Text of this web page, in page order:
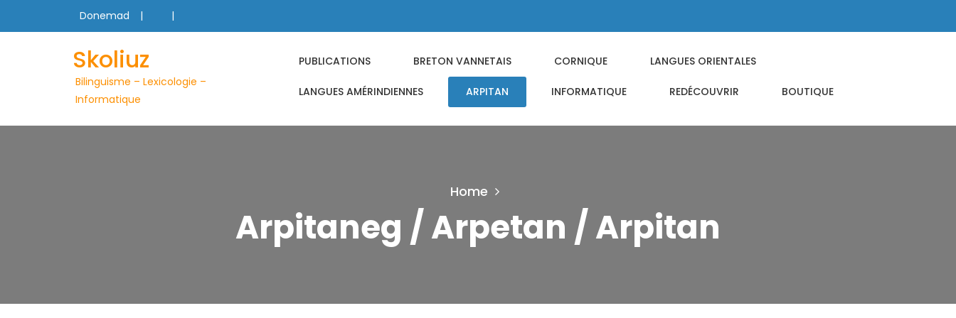
Donemad
Skoliuz
Bilinguisme – Lexicologie –
Informatique
PUBLICATIONS BRETON VANNETAIS CORNIQUE LANGUES ORIENTALES
LANGUES AMÉRINDIENNES ARPITAN INFORMATIQUE REDÉCOUVRIR BOUTIQUE
Home
Arpitaneg / Arpetan / Arpitan